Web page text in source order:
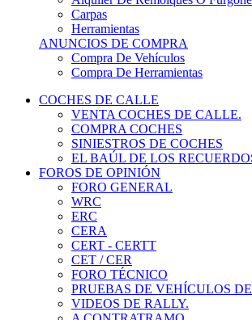
Herramientas
ANUNCIOS DE COMPRA
Compra De Vehículos
Compra De Herramientas
COCHES DE CALLE
VENTA COCHES DE CALLE.
COMPRA COCHES
SINIESTROS DE COCHES
EL BAÚL DE LOS RECUERDOS
FOROS DE OPINIÓN
FORO GENERAL
WRC
ERC
CERA
CERT - CERTT
CET / CER
FORO TÉCNICO
PRUEBAS DE VEHÍCULOS DE
VIDEOS DE RALLY.
A CONTRATRAMO
TIENDA ONLINE